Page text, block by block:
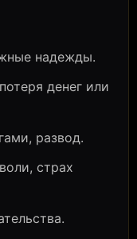
надежды.
денег или
развод.
страх